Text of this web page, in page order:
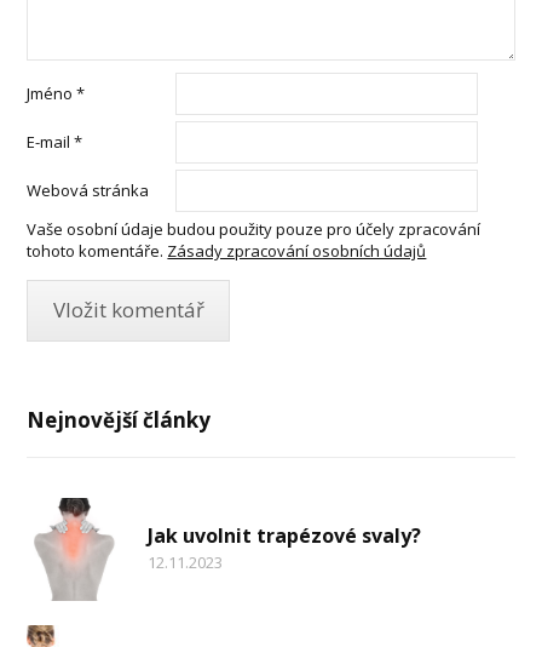
Jméno*
E-mail*
Webová stránka
Vaše osobní údaje budou použity pouze pro účely zpracování
tohoto komentáře. Zásady zpracování osobních údajů
Nejnovější články
Jak uvolnit trapézové svaly?
12.11.2023